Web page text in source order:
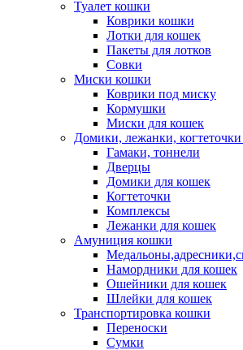
Туалет кошки
Коврики кошки
Лотки для кошек
Пакеты для лотков
Совки
Миски кошки
Коврики под миску
Кормушки
Миски для кошек
Домики, лежанки,
Гамаки, тоннели
Дверцы
Домики для кошек
Когтеточки
Комплексы
Лежанки для кошек
Амуниция кошки
Намордники для кошек
Ошейники для кошек
Шлейки для кошек
Транспортировка кошки
Переноски
Сумки